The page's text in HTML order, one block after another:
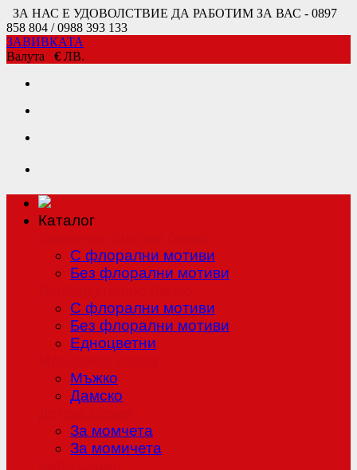
ЗА НАС Е УДОВОЛСТВИЕ ДА РАБОТИМ ЗА ВАС - 0897
858 804 / 0988 393 133
ЗАВИВКАТА
Валута € ЛВ.
Каталог
С флорални мотиви
Без флорални мотиви
С флорални мотиви
Без флорални мотиви
Едноцветни
Мъжко
Дамско
За момчета
За момичета